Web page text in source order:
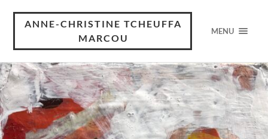
ANNE-CHRISTINE TCHEUFFA
MARCOU
MENU